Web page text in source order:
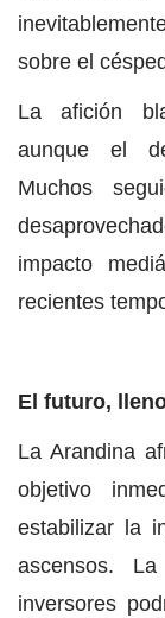
sobre el
La afición
aunque el
Muchos
impacto
recientes
El futuro,
La Arandina
objetivo
estabilizar la
ascensos.
inversores